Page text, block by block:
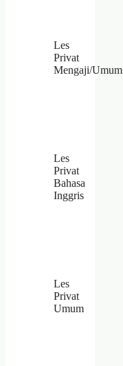
Les
Privat
Mengaji/Umum
Les
Privat
Bahasa
Inggris
Les
Privat
Umum